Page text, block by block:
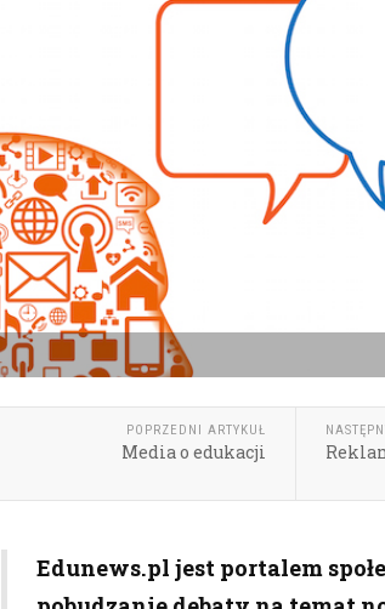
POPRZEDNI ARTYKUŁ
Media o edukacji
Edunews.pl jest portalem